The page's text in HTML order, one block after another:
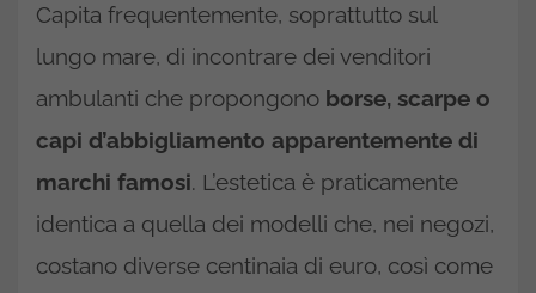
Capita frequentemente, soprattutto sul
lungo mare, di incontrare dei venditori
ambulanti che propongono borse, scarpe o
capi d’abbigliamento apparentemente di
marchi famosi. L’estetica è praticamente
identica a quella dei modelli che, nei negozi,
costano diverse centinaia di euro, così come